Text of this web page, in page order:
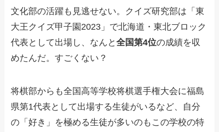
文化部の活躍も見逃せない。クイズ研究部は「東
大王クイズ甲子園2023」で北海道・東北ブロック
代表として出場し、なんと全国第4位の成績を収
めたんだ。すごくない？
将棋部からも全国高等学校将棋選手権大会に福島
県第1代表として出場する生徒がいるなど、自分
の「好き」を極める生徒が多いのもこの学校の特